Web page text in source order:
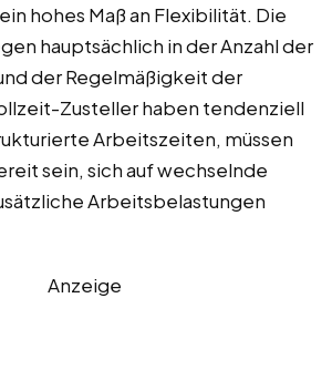
hohes Maß an Flexibilität. Die
hauptsächlich in der Anzahl der
der Regelmäßigkeit der
Zusteller haben tendenziell
Arbeitszeiten, müssen
sein, sich auf wechselnde
Arbeitsbelastungen
Anzeige